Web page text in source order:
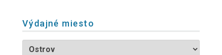
Výdajné miesto